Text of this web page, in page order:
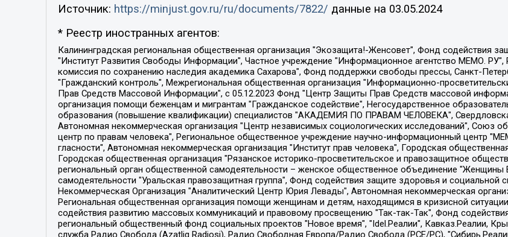
Источник: https://minjust.gov.ru/ru/documents/7822/ данные на 03.05.2024
* Реестр иностранных агентов:
Калининградская региональная общественная организация "Экозащита!-Женсовет", Фонд содействия защите прав и свобод граждан "Общественный вердикт", Фонд "Институт Развития Свободы Информации", Частное учреждение "Информационное агентство МЕМО. РУ", Региональная общественная организация "Общественная комиссия по сохранению наследия академика Сахарова", Фонд поддержки свободы прессы, Санкт-Петербургская общественная правозащитная организация "Гражданский контроль", Межрегиональная общественная организация "Информационно-просветительский центр "Мемориал", Региональный Фонд "Центр Защиты Прав Средств Массовой Информации", с 05.12.2023 Фонд "Центр Защиты Прав Средств массовой информации", Региональная общественная благотворительная организация помощи беженцам и мигрантам "Гражданское содействие", Негосударственное образовательное учреждение дополнительного профессионального образования (повышение квалификации) специалистов "АКАДЕМИЯ ПО ПРАВАМ ЧЕЛОВЕКА", Свердловская региональная общественная организация "Сутяжник", Автономная некоммерческая организация "Центр независимых социологических исследований", Союз общественных объединений "Российский исследовательский центр по правам человека", Региональное общественное учреждение научно-информационный центр "МЕМОРИАЛ", Некоммерческая организация "Фонд защиты гласности", Автономная некоммерческая организация "Институт прав человека", Городская общественная организация "Екатеринбургское общество "МЕМОРИАЛ", Городская общественная организация "Рязанское историко-просветительское и правозащитное общество "Мемориал" (Рязанский Мемориал), Челябинский региональный орган общественной самодеятельности – женское общественное объединение "Женщины Евразии", Челябинский региональный орган общественной самодеятельности "Уральская правозащитная группа", Фонд содействия защите здоровья и социальной справедливости имени Андрея Рылькова, Автономная Некоммерческая Организация "Аналитический Центр Юрия Левады", Автономная некоммерческая организация социальной поддержки населения "Проект Апрель", Региональная общественная организация помощи женщинам и детям, находящимся в кризисной ситуации "Информационно-методический центр "Анна", Фонд содействия развитию массовых коммуникаций и правовому просвещению "Так-так-Так", Фонд содействия устойчивому развитию "Серебряная тайга", Свердловский региональный общественный фонд социальных проектов "Новое время", "Idel.Реалии", Кавказ.Реалии, Крым.Реалии, Телеканал Настоящее Время, Татаро-башкирская служба Радио Свобода (Azatliq Radiosi), Радио Свободная Европа/Радио Свобода (PCE/PC), "Сибирь.Реалии", "Фактограф", Благотворительный фонд помощи осужденным и их семьям, Автономная некоммерческая организация "Институт глобализации и социальных движений", Фонд "В защиту прав заключенных", Частное учреждение "Центр поддержки и содействия развитию средств массовой информации", Пензенский региональный общественный благотворительный фонд "Гражданский союз", "Север.Реалии", Некоммерческая организация Фонд "Правовая инициатива", Общество с ограниченной ответственностью "Радио Свободная Европа/Радио Свобода", Чешское информационное агентство "MEDIUM-ORIENT", Красноярская региональная общественная организация "Мы против СПИДа", Камалягин Денис Николаевич, Маркелов Сергей Евгеньевич, Пономарев Лев Александрович, Савицкая Людмила Алексеевна, Автономная некоммерческая организация "Центр по работе с проблемой насилия "НАСИЛИЮ.НЕТ", Межрегиональный профессиональный союз работников здравоохранения "Альянс врачей", Юридическое лицо, зарегистрированное в Латвийской Республике, SIA "Medusa Project" (регистрационный номер 40103797863, дата регистрации 10.06.2014), Некоммерческая организация "Фонд по борьбе с коррупцией", Автономная некоммерческая организация "Институт права и публичной политики", Баданин Роман Сергеевич, Гликин Максим Александрович, Железнова Мария Михайловна, Лукьянова Юлия Сергеевна, Маетная Елизавета Витальевна, Маняхин Петр Борисович, Чуракова Ольга Владимировна, Ярош Юлия Петровна, Юридическое лицо "The Insider SIA", зарегистрированное в Риге, Латвийская Республика (дата регистрации 26.06.2015), являющееся администратором доменного имени интернет-издания "The Insider SIA", https://theins.ru, Постернак Алексей Евгеньевич, Рубин Михаил Аркадьевич, Анин Роман Александрович, Юридическое лицо Istories fonds, зарегистрированное в Латвийской Республике (регистрационный номер 50008295751, дата регистрации 24.02.2020), Великовский Дмитрий Александрович, Долинина Ирина Николаевна, Мароховская Алеся Алексеевна, Шлейнов Роман Юрьевич, Шмагун Олеся Валентиновна, Общество с ограниченной ответственностью "Альтаир 2021", Общество с ограниченной ответственностью "Вега 2021", Общество с ограниченной ответственностью "Главный редактор 2021", Общество с ограниченной ответственностью "Ромашки монолит", Важенков Артем Валерьевич, Ивановская областная общественная организация "Центр гендерных исследований", Гурман Юрий Альбертович, Медиапроект "ОВД-Инфо", Егоров Владимир Владимирович, Жилинский Владимир Александрович, Общество с ограниченной ответственностью "ЗП", Иванова София Юрьевна, Карезина Инна Павловна, Кильтау Екатерина Викторовна, Петров Алексей Викторович, Пискунов Сергей Евгеньевич, Смирнов Сергей Сергеевич, Тихонов Михаил Сергеевич, Общество с ограниченной ответственностью "ЖУРНАЛИСТ-ИНОСТРАННЫЙ АГЕНТ", Арапова Галина Юрьевна, Вольтская Татьяна Анатольевна, Американская компания "Mason G.E.S. Anonymous Foundation" (США), являющаяся владельцем интернет-издания https://mnews.world/, Компания "Stichting Bellingcat", зарегистрированная в Нидерландах (дата регистрации 11.07.2018), Захаров Андрей Вячеславович, Клепиковская Екатерина Дмитриевна, Общество с ограниченной ответственностью "МЕМО", Перл Роман Александрович, Симонов Евгений Алексеевич, Соловьева Елена Анатольевна, Сотников Даниил Владимирович, Сурначева Елизавета Дмитриевна, Автономная некоммерческая организация по защите прав человека и информированию населения "Якутия – Наше Мнение", Общество с ограниченной ответственностью "Москоу диджитал медиа", с 26.01.2023 Общество с ограниченной ответственностью "Чайка Белые сады", Ветошкина Валерия Валерьевна, Заговора Максим Александрович, Межрегиональное общественное движение "Российская ЛГБТ - сеть", Оленичев Максим Владимирович, Павлов Иван